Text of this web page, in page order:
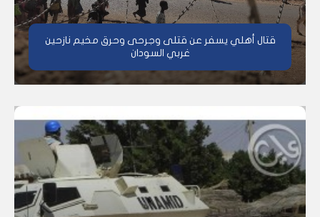
قتال أهلي يسفر عن قتلى وجرحى وحرق مخيم نازحين
غربي السودان